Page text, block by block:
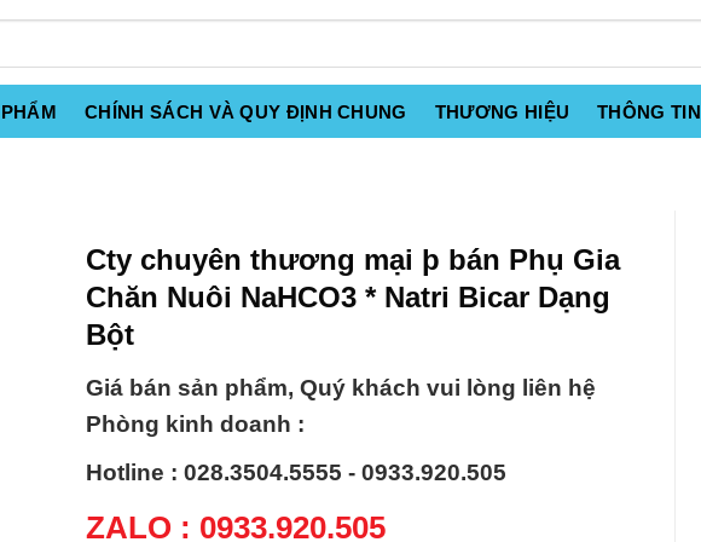
CHÍNH SÁCH VÀ QUY ĐỊNH CHUNG THƯƠNG HIỆU THÔNG TIN
Cty chuyên thương mại þ bán Phụ Gia
Chăn Nuôi NaHCO3 * Natri Bicar Dạng
Bột
Giá bán sản phẩm, Quý khách vui lòng liên hệ
Phòng kinh doanh :
Hotline : 028.3504.5555 - 0933.920.505
ZALO : 0933.920.505